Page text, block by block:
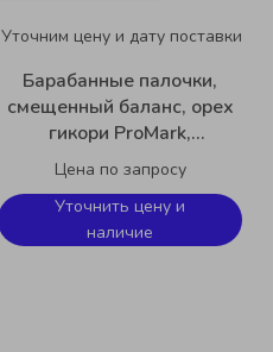
Уточним цену и дату поставки
Барабанные палочки,
смещенный баланс, орех
гикори ProMark,
FBH565TW 5A Select
Forward Balance
Цена по запросу
Уточнить цену и
наличие